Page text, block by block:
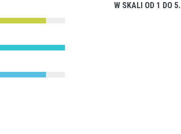
W SKALI OD 1 DO 5.